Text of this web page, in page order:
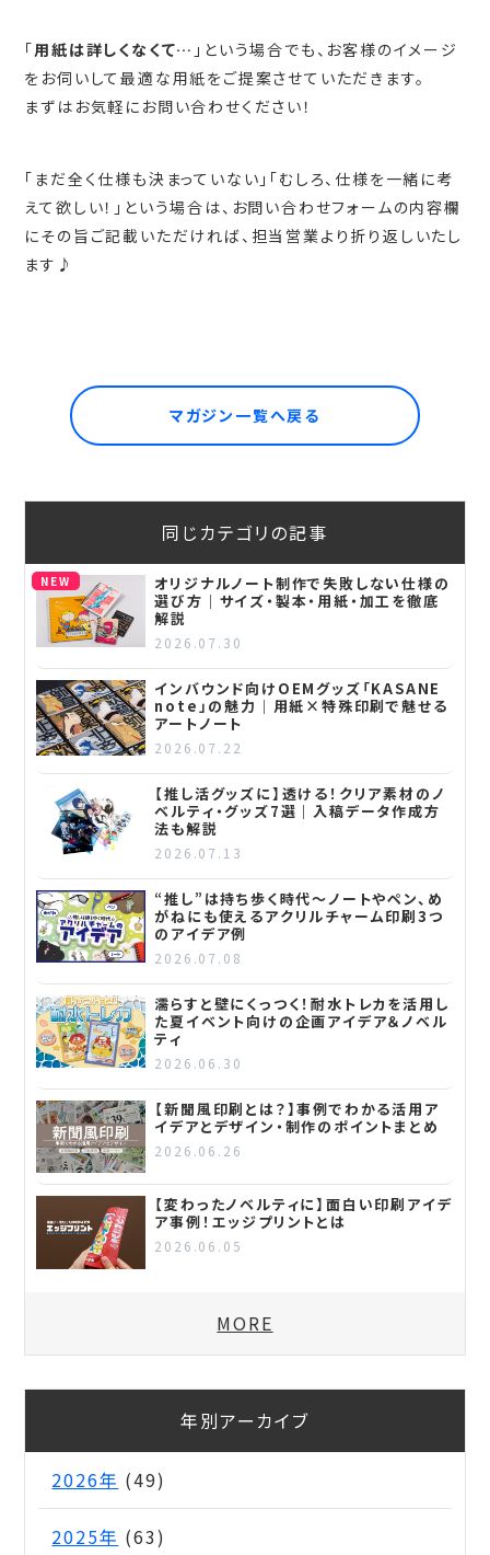
「用紙は詳しくなくて… 」という場合でも、お客様のイメージ
をお伺いして最適な用紙をご提案させていただきます。
まずはお気軽にお問い合わせください！
「まだ全く仕様も決まっていない」「むしろ、仕様を一緒に考
えて欲しい！」という場合は、お問い合わせフォームの内容欄
にその旨ご記載いただければ、担当営業より折り返しいたし
ます♪
同じカテゴリの記事
NEW
オリジナルノート制作で失敗しない仕様の
選び方｜サイズ・製本・用紙・加工を徹底
解説
2026.07.30
インバウンド向けOEMグッズ「KASANE
note」の魅力｜用紙×特殊印刷で魅せる
アートノート
2026.07.22
【推し活グッズに】透ける！クリア素材のノ
ベルティ・グッズ7選｜入稿データ作成方
法も解説
2026.07.13
“推し”は持ち歩く時代～ノートやペン、め
がねにも使えるアクリルチャーム印刷3つ
のアイデア例
2026.07.08
濡らすと壁にくっつく！耐水トレカを活用し
た夏イベント向けの企画アイデア＆ノベル
ティ
2026.06.30
【新聞風印刷とは？】事例でわかる活用ア
イデアとデザイン・制作のポイントまとめ
2026.06.26
【変わったノベルティに】面白い印刷アイデ
ア事例！エッジプリントとは
2026.06.05
MORE
年別アーカイブ
2026年 (49)
2025年 (63)
マガジン一覧へ戻る